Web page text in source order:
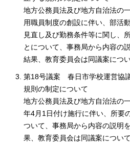
地方公務員法及び地方自治法の
用職員制度の創設に伴い、部活
見直し及び勤務条件等に関し、
とについて、事務局から内容の
結果、教育委員会は同議案につ
第18号議案 春日市学校運営協
規則の制定について
地方公務員法及び地方自治法の
年4月1日付け施行に伴い、所要
ついて、事務局から内容の説明
果、教育委員会は同議案につい